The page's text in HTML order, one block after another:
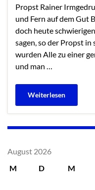
Propst Rainer
und Fern auf dem Gut
doch heute
sagen, so der Propst
wurden Alle zu einer
und man …
Weiterlesen
August 2026
M
D M